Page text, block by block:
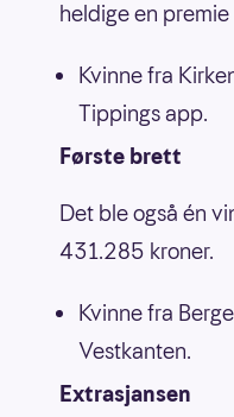
heldige en
Kvinne fra
Tippings app.
Første brett
Det ble også én
431.285 kroner.
Kvinne fra
Vestkanten.
Extrasjansen